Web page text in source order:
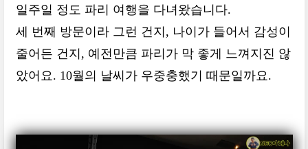
일주일 정도 파리 여행을 다녀왔습니다.
세 번째 방문이라 그런 건지, 나이가 들어서 감성이
줄어든 건지, 예전만큼 파리가 막 좋게 느껴지진 않
았어요. 10월의 날씨가 우중충했기 때문일까요.